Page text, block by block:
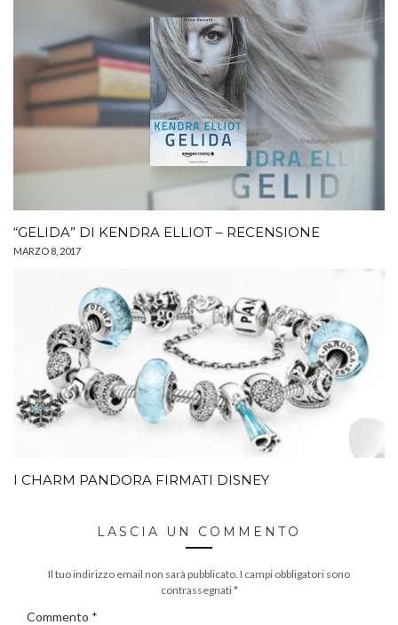
“GELIDA” DI KENDRA ELLIOT – RECENSIONE
MARZO 8, 2017
I CHARM PANDORA FIRMATI DISNEY
LASCIA UN COMMENTO
Il tuo indirizzo email non sarà pubblicato. I campi obbligatori sono
contrassegnati*
Commento *